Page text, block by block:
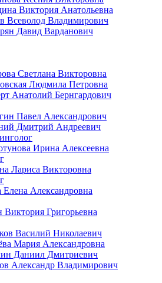
Виктория Анатольевна
Всеволод Владимирович
Давид Варданович
Светлана Викторовна
Людмила Петровна
Анатолий Бернгардович
Павел Александрович
Дмитрий Андреевич
Ирина Алексеевна
Лариса Викторовна
Елена Александровна
Виктория Григорьевна
Василий Николаевич
Мария Александровна
Даниил Дмитриевич
Александр Владимирович